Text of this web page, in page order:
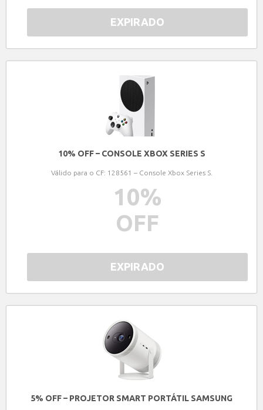
EXPIRADO
10% OFF – CONSOLE XBOX SERIES S
Válido para o CF: 128561 – Console Xbox Series S.
10%
OFF
EXPIRADO
5% OFF – PROJETOR SMART PORTÁTIL SAMSUNG